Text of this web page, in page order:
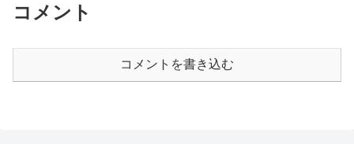
コメント
コメントを書き込む